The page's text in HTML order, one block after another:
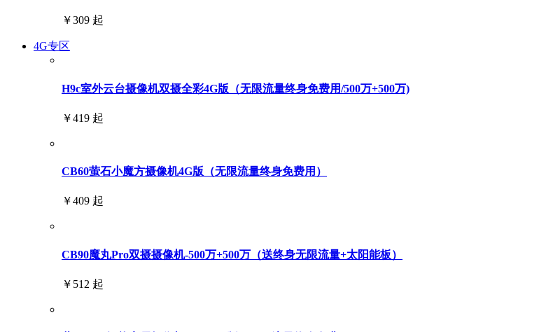
￥309 起
4G专区
H9c室外云台摄像机双摄全彩4G版（无限流量终身免费用/500万+500万)
￥419 起
CB60萤石小魔方摄像机4G版（无限流量终身免费用）
￥409 起
CB90魔丸Pro双摄摄像机-500万+500万（送终身无限流量+太阳能板）
￥512 起